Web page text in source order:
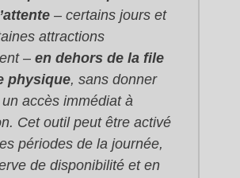
– certains jours et
attractions
– en dehors de la file
physique, sans donner
accès immédiat à
Cet outil peut être activé
périodes de la journée,
de disponibilité et en